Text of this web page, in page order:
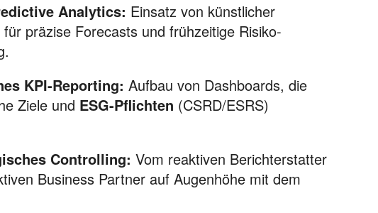
Analytics: Einsatz von künstlicher
für präzise Forecasts und frühzeitige Risiko-
KPI-Reporting: Aufbau von Dashboards, die
Ziele und ESG-Pflichten (CSRD/ESRS)
Controlling: Vom reaktiven Berichterstatter
Business Partner auf Augenhöhe mit dem